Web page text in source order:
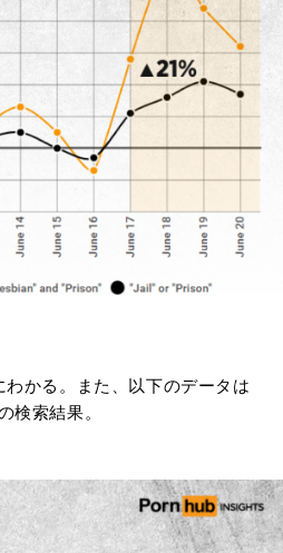
かる。また、以下のデータは
検索結果。